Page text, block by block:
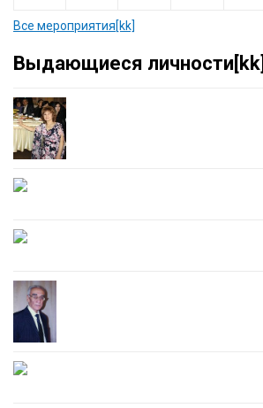
Все мероприятия[kk]
Выдающиеся личности[kk]